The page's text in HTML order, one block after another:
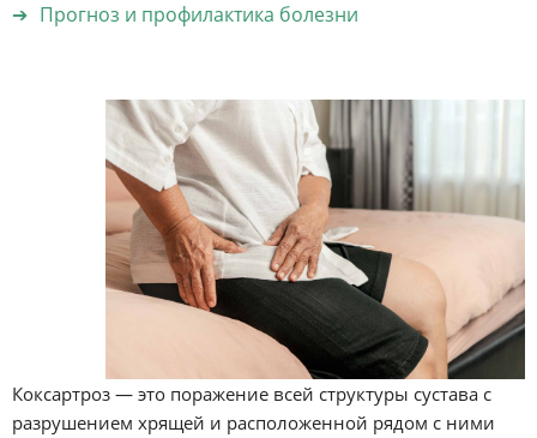
Прогноз и профилактика болезни
Коксартроз — это поражение всей структуры сустава с
разрушением хрящей и расположенной рядом с ними